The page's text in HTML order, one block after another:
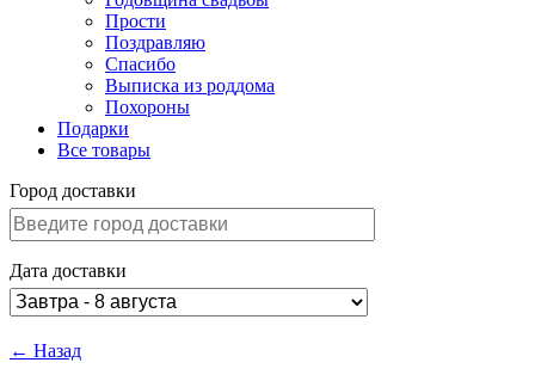
Прости
Поздравляю
Спасибо
Выписка из роддома
Похороны
Подарки
Все товары
Город доставки
Дата доставки
← Назад